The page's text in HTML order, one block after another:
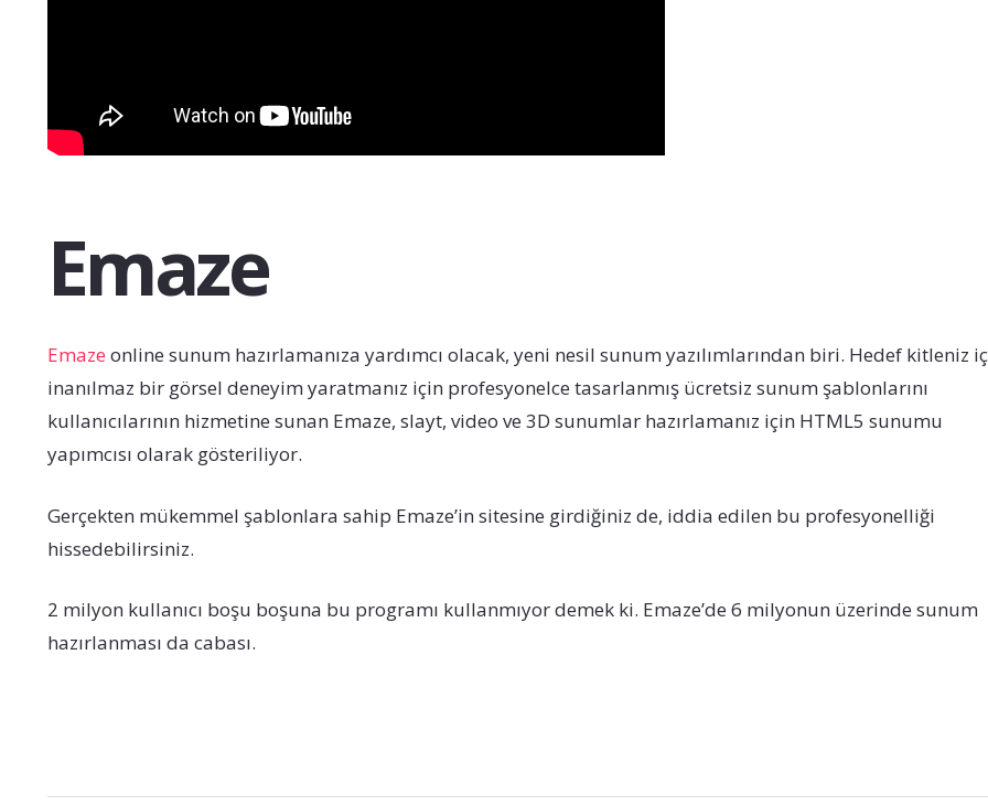
Emaze
Emaze online sunum hazırlamanıza yardımcı olacak, yeni nesil sunum yazılımlarından biri. Hedef kitleniz
inanılmaz bir görsel deneyim yaratmanız için profesyonelce tasarlanmış ücretsiz sunum şablonlarını
kullanıcılarının hizmetine sunan Emaze, slayt, video ve 3D sunumlar hazırlamanız için HTML5 sunumu
yapımcısı olarak gösteriliyor.
Gerçekten mükemmel şablonlara sahip Emaze’in sitesine girdiğiniz de, iddia edilen bu profesyonelliği
hissedebilirsiniz.
2 milyon kullanıcı boşu boşuna bu programı kullanmıyor demek ki. Emaze’de 6 milyonun üzerinde sunum
hazırlanması da cabası.